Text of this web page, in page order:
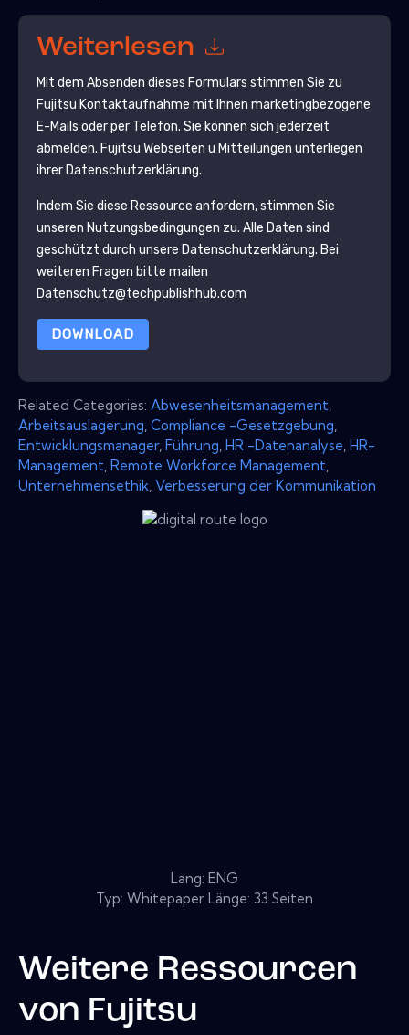
Weiterlesen
Mit dem Absenden dieses Formulars stimmen Sie zu
Fujitsu Kontaktaufnahme mit Ihnen marketingbezogene
E-Mails oder per Telefon. Sie können sich jederzeit
abmelden. Fujitsu Webseiten u Mitteilungen unterliegen
ihrer Datenschutzerklärung.
Indem Sie diese Ressource anfordern, stimmen Sie
unseren Nutzungsbedingungen zu. Alle Daten sind
geschützt durch unsere Datenschutzerklärung. Bei
weiteren Fragen bitte mailen
Datenschutz@techpublishhub.com
DOWNLOAD
Related Categories: Abwesenheitsmanagement
Arbeitsauslagerung Compliance -Gesetzgebung
Entwicklungsmanager, Führung HR -Datenanalyse HR-
Management Remote Workforce Management
Unternehmensethik Verbesserung der Kommunikation
Lang: ENG
Typ: Whitepaper Länge: 33 Seiten
Weitere Ressourcen
von Fujitsu